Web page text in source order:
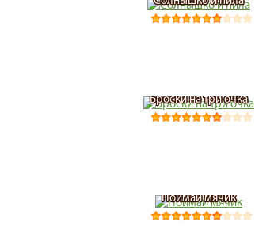
Броски на три очка
Поймай мячик